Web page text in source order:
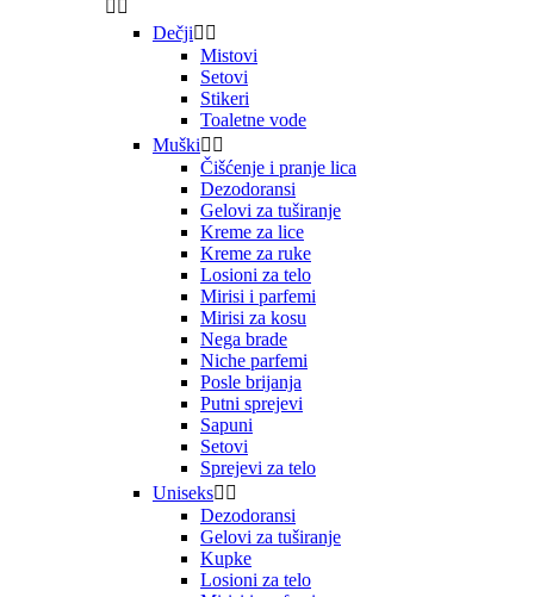
 
Dečji 
Mistovi
Setovi
Stikeri
Toaletne vode
Muški 
Čišćenje i pranje lica
Dezodoransi
Gelovi za tuširanje
Kreme za lice
Kreme za ruke
Losioni za telo
Mirisi i parfemi
Mirisi za kosu
Nega brade
Niche parfemi
Posle brijanja
Putni sprejevi
Sapuni
Setovi
Sprejevi za telo
Uniseks 
Dezodoransi
Gelovi za tuširanje
Kupke
Losioni za telo